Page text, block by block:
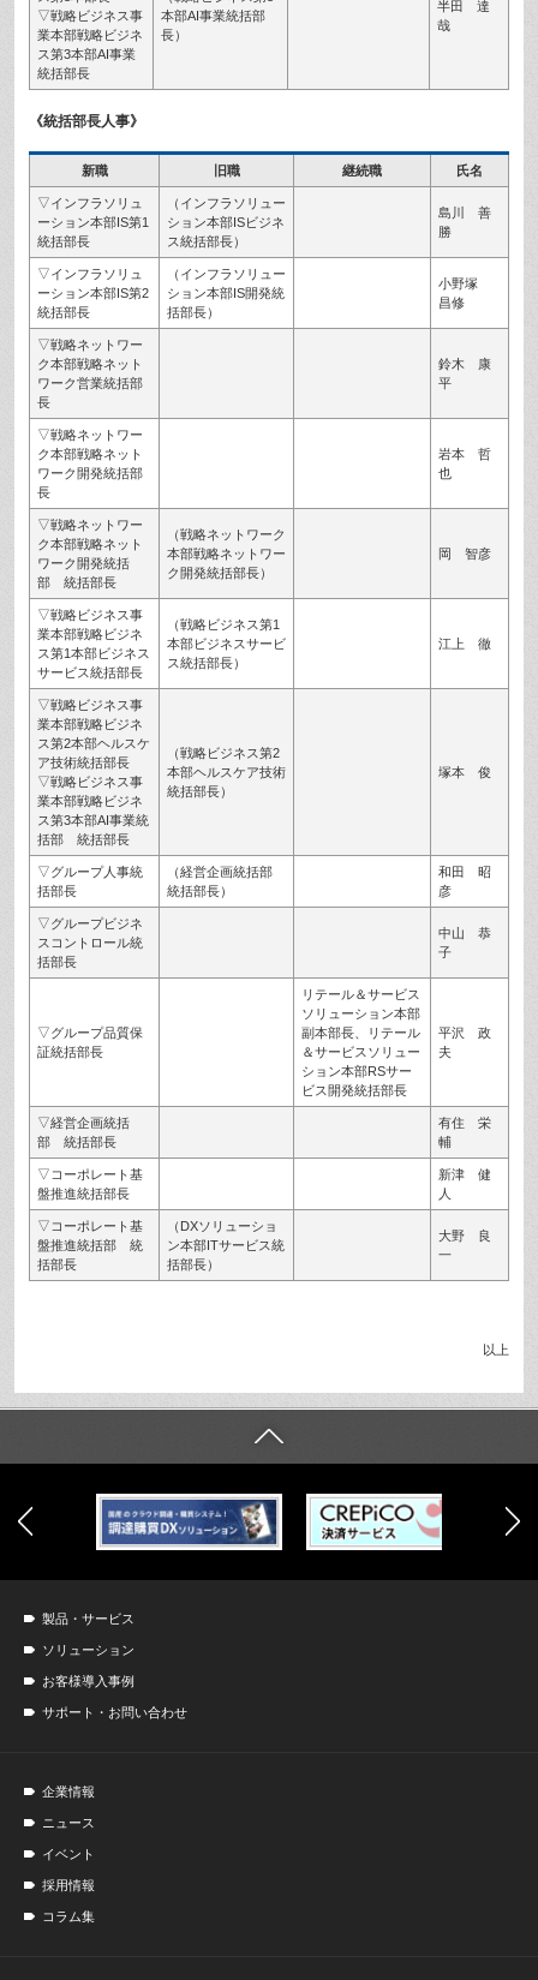
▽戦略ビジネス事
業本部戦略ビジネ
ス第3本部AI事業
統括部長
本部AI事業統括部
長）
半田 達
哉
《統括部長人事》
新職 旧職 継続職 氏名
▽インフラソリュ
ーション本部IS第1
統括部長
（インフラソリュー
ション本部ISビジネ
ス統括部長）
島川 善
勝
▽インフラソリュ
ーション本部IS第2
統括部長
（インフラソリュー
ション本部IS開発統
括部長）
小野塚
昌修
▽戦略ネットワー
ク本部戦略ネット
ワーク営業統括部
長
鈴木 康
平
▽戦略ネットワー
ク本部戦略ネット
ワーク開発統括部
長
岩本 哲
也
▽戦略ネットワー
ク本部戦略ネット
ワーク開発統括
部 統括部長
（戦略ネットワーク
本部戦略ネットワー
ク開発統括部長）
岡 智彦
▽戦略ビジネス事
業本部戦略ビジネ
ス第1本部ビジネス
サービス統括部長
（戦略ビジネス第1
本部ビジネスサービ
ス統括部長）
江上 徹
▽戦略ビジネス事
業本部戦略ビジネ
ス第2本部ヘルスケ
ア技術統括部長
▽戦略ビジネス事
業本部戦略ビジネ
ス第3本部AI事業統
括部 統括部長
（戦略ビジネス第2
本部ヘルスケア技術
統括部長）
塚本 俊
▽グループ人事統
括部長
（経営企画統括部
統括部長）
和田 昭
彦
▽グループビジネ
スコントロール統
括部長
中山 恭
子
▽グループ品質保
証統括部長
リテール＆サービス
ソリューション本部
副本部長、リテール
＆サービスソリュー
ション本部RSサー
ビス開発統括部長
平沢 政
夫
▽経営企画統括
部 統括部長
有住 栄
輔
▽コーポレート基
盤推進統括部長
新津 健
人
▽コーポレート基
盤推進統括部 統
括部長
（DXソリューショ
ン本部ITサービス統
括部長）
大野 良
一
以上
製品・サービス
ソリューション
お客様導入事例
サポート・お問い合わせ
企業情報
ニュース
イベント
採用情報
コラム集